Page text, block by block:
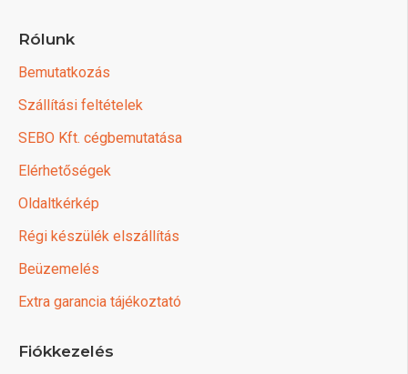
Rólunk
Bemutatkozás
Szállítási feltételek
SEBO Kft. cégbemutatása
Elérhetőségek
Oldaltkérkép
Régi készülék elszállítás
Beüzemelés
Extra garancia tájékoztató
Fiókkezelés